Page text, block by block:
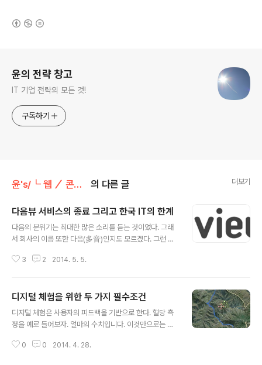
윤의 전략 창고
IT 기업 전략의 모든 것!
구독하기
윤's/┗ 웹 ／ 콘텐츠 ／ 플랫폼 의 다른 글 더보기
다음뷰 서비스의 종료 그리고 한국 IT의 한계
다음의 분위기는 최대한 많은 소리를 듣는 것이었다. 그래
서 회사의 이름 또한 다음(多音)인지도 모르겠다. 그런 다
6월 30일 서비스 종료(링크) 다음은 고민이 많았을 것이
을 밀어줬고 이는 네이버 블로그로의 블로거 유입을 일으
켰다. 어떤 콘텐츠를 생산하던 그건 그렇게 중요하지 않다.
복사해서 글을 붙여넣던 뭘하던 자사 중심의 폐쇄된 생태
로그일지는 몰라도 최고의 블로그라고 보기는 어렵다. 이
3 2 2014. 5. 5.
디지털 체험을 위한 두 가지 필수조건
디지털 체험은 사용자의 피드백을 기반으로 한다. 혈당 측
정을 예로 들어보자. 얼마의 수치입니다. 이것만으로는 그
이 의미하는 바가 무엇인지를 사용자가 이해해야 하고 다
0 0 2014. 4. 28.